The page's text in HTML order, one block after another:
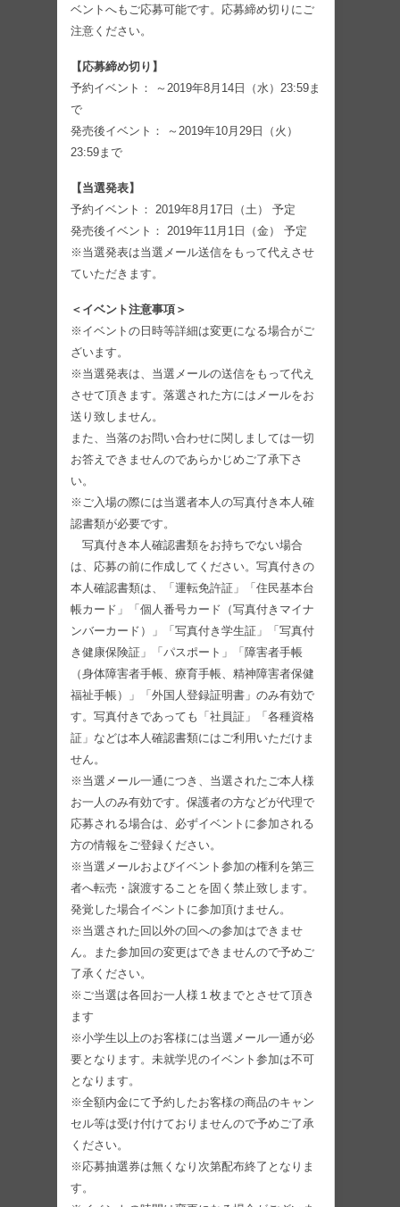
ベントへもご応募可能です。応募締め切りにご
注意ください。
【応募締め切り】
予約イベント： ～2019年8月14日（水）23:59ま
で
発売後イベント： ～2019年10月29日（火）
23:59まで
【当選発表】
予約イベント： 2019年8月17日（土） 予定
発売後イベント： 2019年11月1日（金） 予定
※当選発表は当選メール送信をもって代えさせ
ていただきます。
＜イベント注意事項＞
※イベントの日時等詳細は変更になる場合がご
ざいます。
※当選発表は、当選メールの送信をもって代え
させて頂きます。落選された方にはメールをお
送り致しません。
また、当落のお問い合わせに関しましては一切
お答えできませんのであらかじめご了承下さ
い。
※ご入場の際には当選者本人の写真付き本人確
認書類が必要です。
写真付き本人確認書類をお持ちでない場合
は、応募の前に作成してください。写真付きの
本人確認書類は、「運転免許証」「住民基本台
帳カード」「個人番号カード（写真付きマイナ
ンバーカード）」「写真付き学生証」「写真付
き健康保険証」「パスポート」「障害者手帳
（身体障害者手帳、療育手帳、精神障害者保健
福祉手帳）」「外国人登録証明書」のみ有効で
す。写真付きであっても「社員証」「各種資格
証」などは本人確認書類にはご利用いただけま
せん。
※当選メール一通につき、当選されたご本人様
お一人のみ有効です。保護者の方などが代理で
応募される場合は、必ずイベントに参加される
方の情報をご登録ください。
※当選メールおよびイベント参加の権利を第三
者へ転売・譲渡することを固く禁止致します。
発覚した場合イベントに参加頂けません。
※当選された回以外の回への参加はできませ
ん。また参加回の変更はできませんので予めご
了承ください。
※ご当選は各回お一人様１枚までとさせて頂き
ます
※小学生以上のお客様には当選メール一通が必
要となります。未就学児のイベント参加は不可
となります。
※全額内金にて予約したお客様の商品のキャン
セル等は受け付けておりませんので予めご了承
ください。
※応募抽選券は無くなり次第配布終了となりま
す。